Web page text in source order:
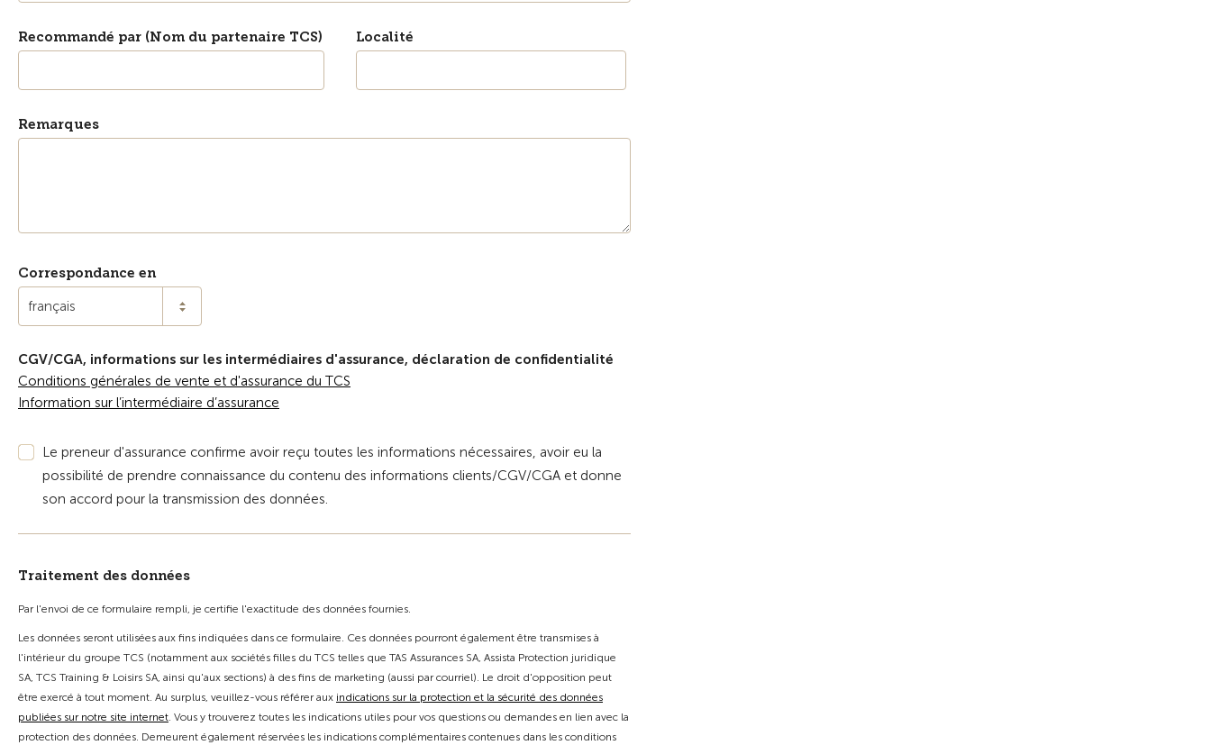
Recommandé par (Nom du partenaire TCS) Localité
Remarques
Correspondance en
français
CGV/CGA, informations sur les intermédiaires d'assurance, déclaration de confidentialité
Conditions générales de vente et d'assurance du TCS
Information sur l’intermédiaire d’assurance
Le preneur d'assurance confirme avoir reçu toutes les informations nécessaires, avoir eu la
possibilité de prendre connaissance du contenu des informations clients/CGV/CGA et donne
son accord pour la transmission des données.
Traitement des données
Par l'envoi de ce formulaire rempli, je certifie l'exactitude des données fournies.
Les données seront utilisées aux fins indiquées dans ce formulaire. Ces données pourront également être transmises à
l'intérieur du groupe TCS (notamment aux sociétés filles du TCS telles que TAS Assurances SA, Assista Protection juridique
SA, TCS Training & Loisirs SA, ainsi qu'aux sections) à des fins de marketing (aussi par courriel). Le droit d'opposition peut
être exercé à tout moment. Au surplus, veuillez-vous référer aux indications sur la protection et la sécurité des données
publiées sur notre site internet. Vous y trouverez toutes les indications utiles pour vos questions ou demandes en lien avec la
protection des données. Demeurent également réservées les indications complémentaires contenues dans les conditions